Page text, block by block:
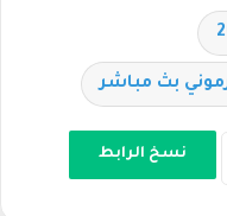
بث مباشر
نسخ الرابط